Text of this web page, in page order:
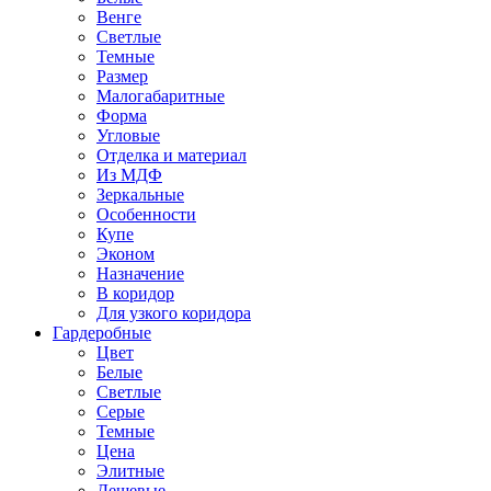
Венге
Светлые
Темные
Размер
Малогабаритные
Форма
Угловые
Отделка и материал
Из МДФ
Зеркальные
Особенности
Купе
Эконом
Назначение
В коридор
Для узкого коридора
Гардеробные
Цвет
Белые
Светлые
Серые
Темные
Цена
Элитные